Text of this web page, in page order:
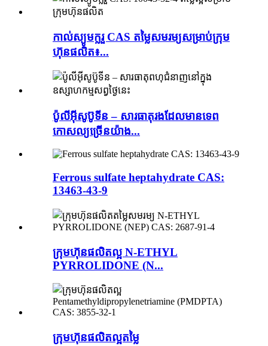
កាល់ស្យូមក្លរួ CAS តម្លៃសមរម្យសម្រាប់ក្រុម
ហ៊ុនផលិត៖...
ប៉ូលីអ៊ីសូប៊ូទីន – សារធាតុរងដែលមានទេព
កោសល្យច្រើនយ៉ាង...
Ferrous sulfate heptahydrate CAS:
13463-43-9
ក្រុមហ៊ុនផលិតល្អ N-ETHYL
PYRROLIDONE (N...
ក្រុមហ៊ុនផលិតល្អតម្លៃ